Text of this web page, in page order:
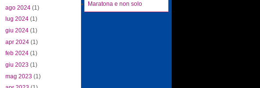
ago 2024 (1)
lug 2024 (1)
giu 2024 (1)
apr 2024 (1)
feb 2024 (1)
giu 2023 (1)
mag 2023 (1)
Maratona e non solo